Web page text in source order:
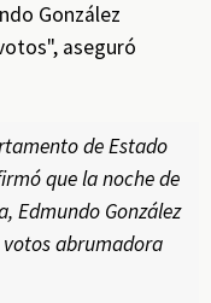
González
aseguró
de Estado
que la noche de
Edmundo González
abrumadora